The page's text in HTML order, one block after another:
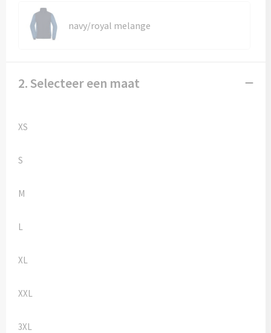
Ondergoed, Sokken en Nachtkleding
Bivakmuts test
navy/royal melange
2. Selecteer een maat
XS
S
M
L
XL
XXL
3XL